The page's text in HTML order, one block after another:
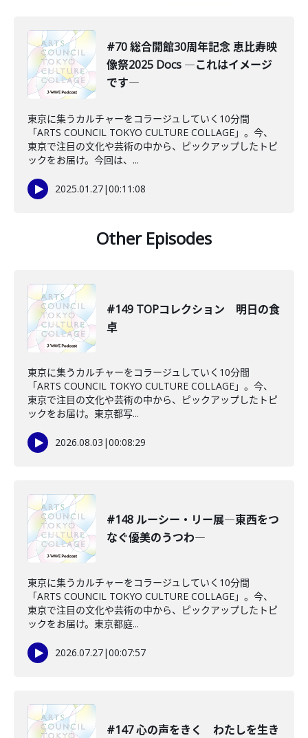
#70 総合開館30周年記念 恵比寿映
像祭2025 Docs ―これはイメージ
です―
東京に集うカルチャーをコラージュしていく10分間
「ARTS COUNCIL TOKYO CULTURE COLLAGE」。今、
東京で注目の文化や芸術の中から、ピックアップしたトピ
ックをお届け。今回は、...
2025.01.27|00:11:08
Other Episodes
#149 TOPコレクション 明日の食
卓
東京に集うカルチャーをコラージュしていく10分間
「ARTS COUNCIL TOKYO CULTURE COLLAGE」。今、
東京で注目の文化や芸術の中から、ピックアップしたトピ
ックをお届け。東京都写...
2026.08.03 |00:08:29
#148 ルーシー・リー展―東西をつ
なぐ優美のうつわ―
東京に集うカルチャーをコラージュしていく10分間
「ARTS COUNCIL TOKYO CULTURE COLLAGE」。今、
東京で注目の文化や芸術の中から、ピックアップしたトピ
ックをお届け。東京都庭...
2026.07.27|00:07:57
#147 心の声をきく わたしを生き